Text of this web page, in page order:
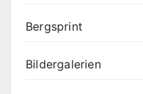
Bergsprint
Bildergalerien